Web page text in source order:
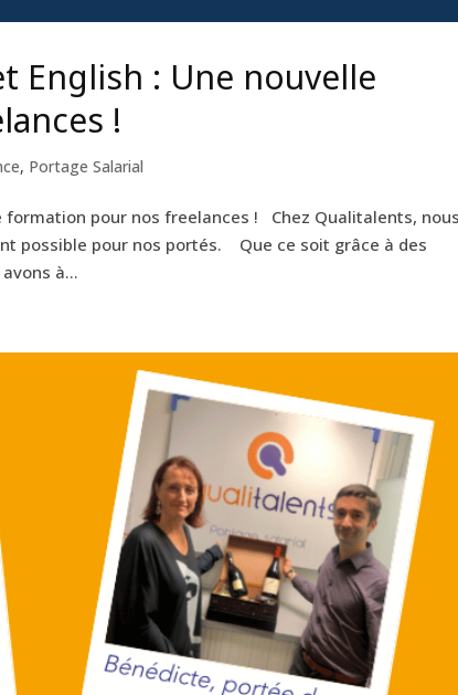
English : Une nouvelle
!
, Portage Salarial
formation pour nos freelances ! Chez Qualitalents,
possible pour nos portés. Que ce soit grâce à des
à...